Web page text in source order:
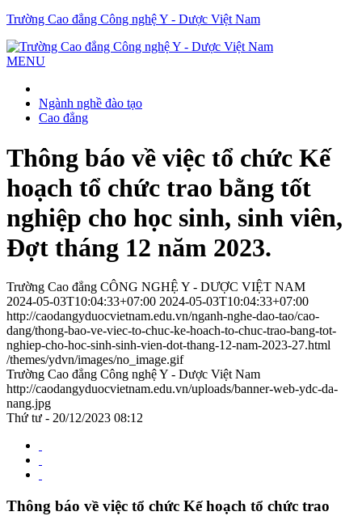
Trường Cao đẳng Công nghệ Y - Dược Việt Nam
MENU
Ngành nghề đào tạo
Cao đẳng
Thông báo về việc tổ chức Kế
hoạch tổ chức trao bằng tốt
nghiệp cho học sinh, sinh viên,
Đợt tháng 12 năm 2023.
Trường Cao đẳng CÔNG NGHỆ Y - DƯỢC VIỆT NAM
2024-05-03T10:04:33+07:00 2024-05-03T10:04:33+07:00
http://caodangyduocvietnam.edu.vn/nganh-nghe-dao-tao/cao-
dang/thong-bao-ve-viec-to-chuc-ke-hoach-to-chuc-trao-bang-tot-
nghiep-cho-hoc-sinh-sinh-vien-dot-thang-12-nam-2023-27.html
/themes/ydvn/images/no_image.gif
Trường Cao đẳng Công nghệ Y - Dược Việt Nam
http://caodangyduocvietnam.edu.vn/uploads/banner-web-ydc-da-
nang.jpg
Thứ tư - 20/12/2023 08:12
Thông báo về việc tổ chức Kế hoạch tổ chức trao